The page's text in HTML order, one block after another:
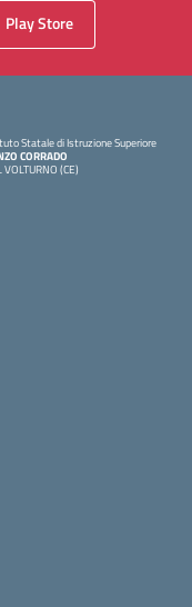
Play Store
Statale di Istruzione Superiore
CORRADO
VOLTURNO (CE)